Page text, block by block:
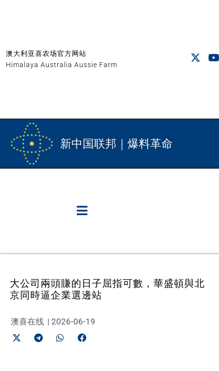
澳大利亚喜农场官方网站
Himalaya Australia Aussie Farm
新中国联邦｜爆料革命
大公司兩頭賺的日子屈指可數，華盛頓與北
京同時逼企業選邊站
澳喜在线 | 2026-06-19